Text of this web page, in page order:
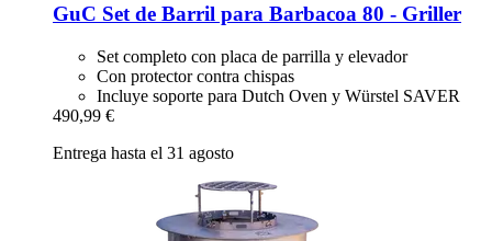
GuC Set de Barril para Barbacoa 80 -​ Griller
Set completo con placa de parrilla y elevador
Con protector contra chispas
Incluye soporte para Dutch Oven y Würstel SAVER
490,99 €
Entrega hasta el 31 agosto